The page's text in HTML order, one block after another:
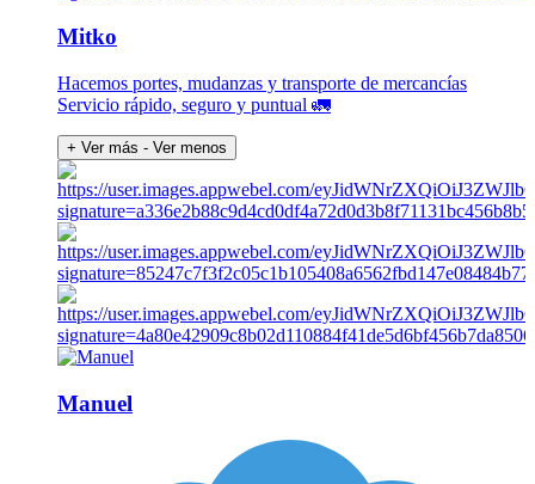
Mitko
Hacemos portes, mudanzas y transporte de mercancías
Servicio rápido, seguro y puntual 🚛
+ Ver más - Ver menos
Manuel